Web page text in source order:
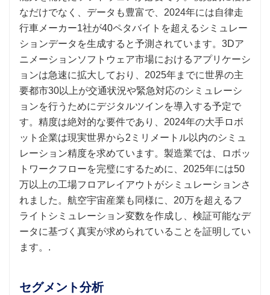
なだけでなく、データも豊富で、2024年には自律走
行車メーカー1社が40ペタバイトを超えるシミュレー
ションデータを生成すると予測されています。3Dア
ニメーションソフトウェア市場におけるアプリケーシ
ョンは急速に拡大しており、2025年までに世界の主
要都市30以上が交通状況や緊急対応のシミュレーシ
ョンを行うためにデジタルツインを導入する予定で
す。精度は絶対的な要件であり、2024年の大手ロボ
ット企業は現実世界から2ミリメートル以内のシミュ
レーション精度を求めています。製造業では、ロボッ
トワークフローを完璧にするために、2025年には50
万以上の工場フロアレイアウトがシミュレーションさ
れました。航空宇宙産業も同様に、20万を超えるフ
ライトシミュレーション変数を作成し、検証可能なデ
ータに基づく真実が求められていることを証明してい
ます。.
セグメント分析